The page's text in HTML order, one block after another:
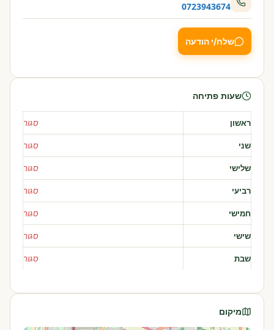
0723943674
שלח/י הודעה
שעות פתיחה
ראשון סגור
שני סגור
שלישי סגור
רביעי סגור
חמישי סגור
שישי סגור
שבת סגור
מיקום